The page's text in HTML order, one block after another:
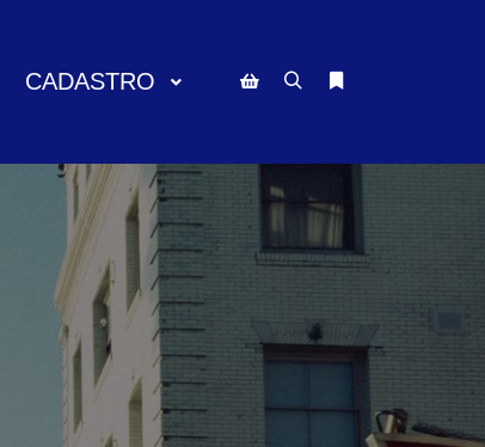
CADASTRO